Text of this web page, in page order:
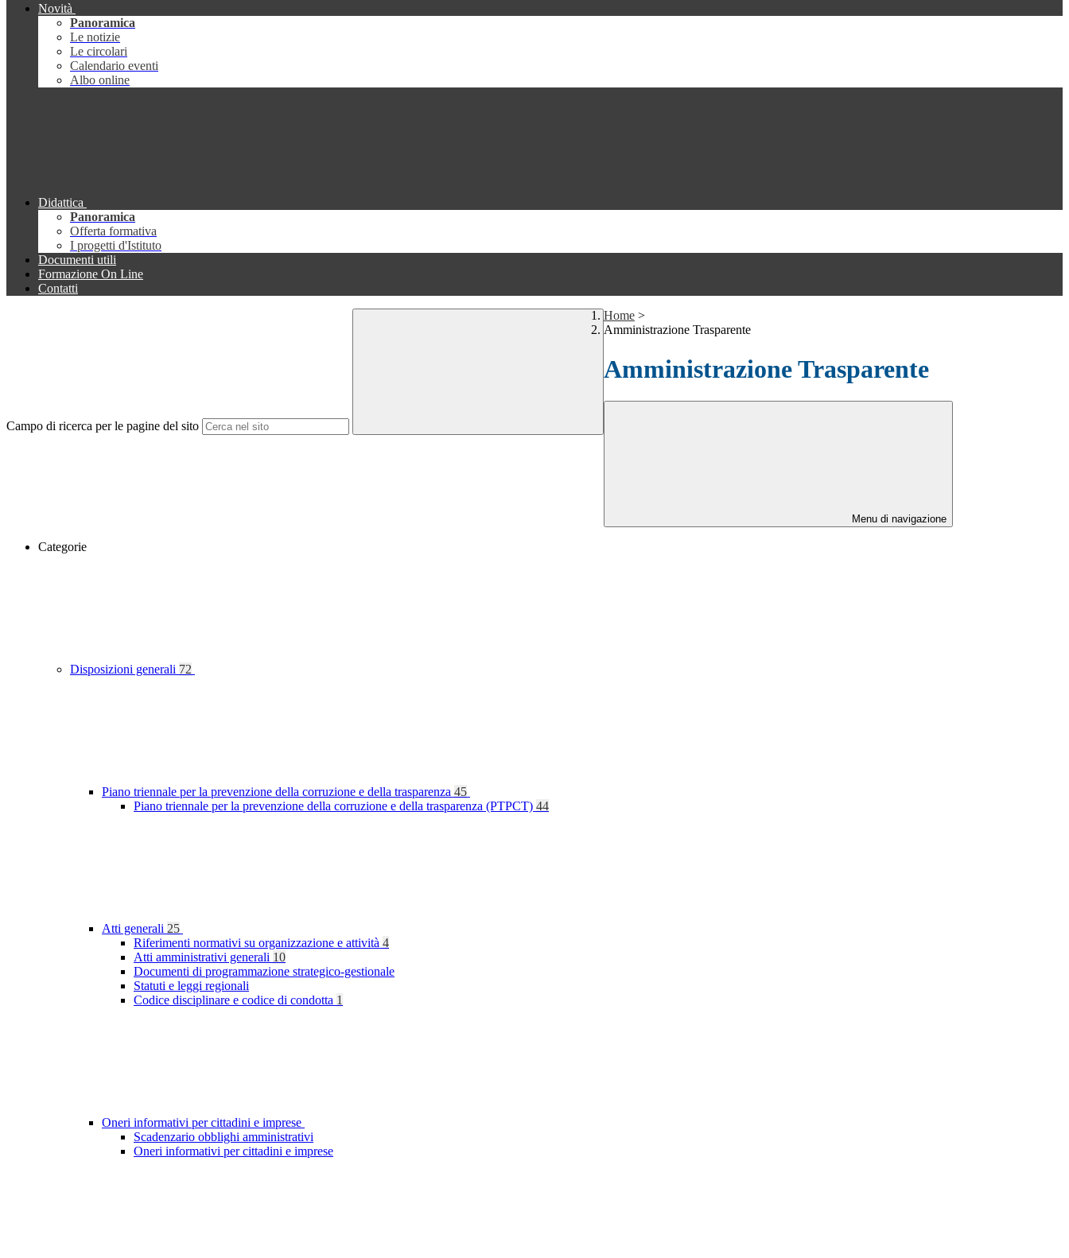
Novità
Panoramica
Le notizie
Le circolari
Calendario eventi
Albo online
Didattica
Panoramica
Offerta formativa
I progetti d'Istituto
Documenti utili
Formazione On Line
Contatti
Campo di ricerca per le pagine del sito
Home >
Amministrazione Trasparente
Amministrazione Trasparente
Menu di navigazione
Categorie
Disposizioni generali 72
Piano triennale per la prevenzione della corruzione e della trasparenza 45
Piano triennale per la prevenzione della corruzione e della trasparenza (PTPCT) 44
Atti generali 25
Riferimenti normativi su organizzazione e attività 4
Atti amministrativi generali 10
Documenti di programmazione strategico-gestionale
Statuti e leggi regionali
Codice disciplinare e codice di condotta 1
Oneri informativi per cittadini e imprese
Scadenzario obblighi amministrativi
Oneri informativi per cittadini e imprese